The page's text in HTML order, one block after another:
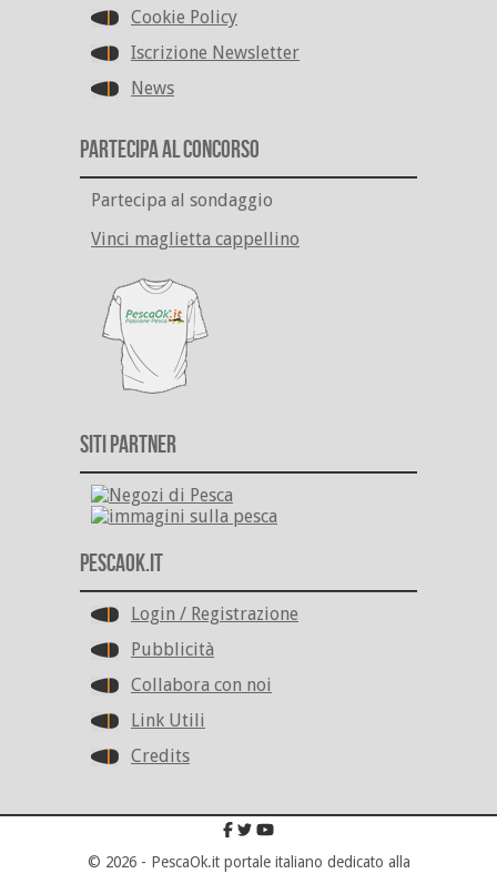
Cookie Policy
Iscrizione Newsletter
News
Partecipa al Concorso
Partecipa al sondaggio
Vinci maglietta cappellino
Siti Partner
PescaOk.it
Login / Registrazione
Pubblicità
Collabora con noi
Link Utili
Credits
© 2026 - PescaOk.it portale italiano dedicato alla